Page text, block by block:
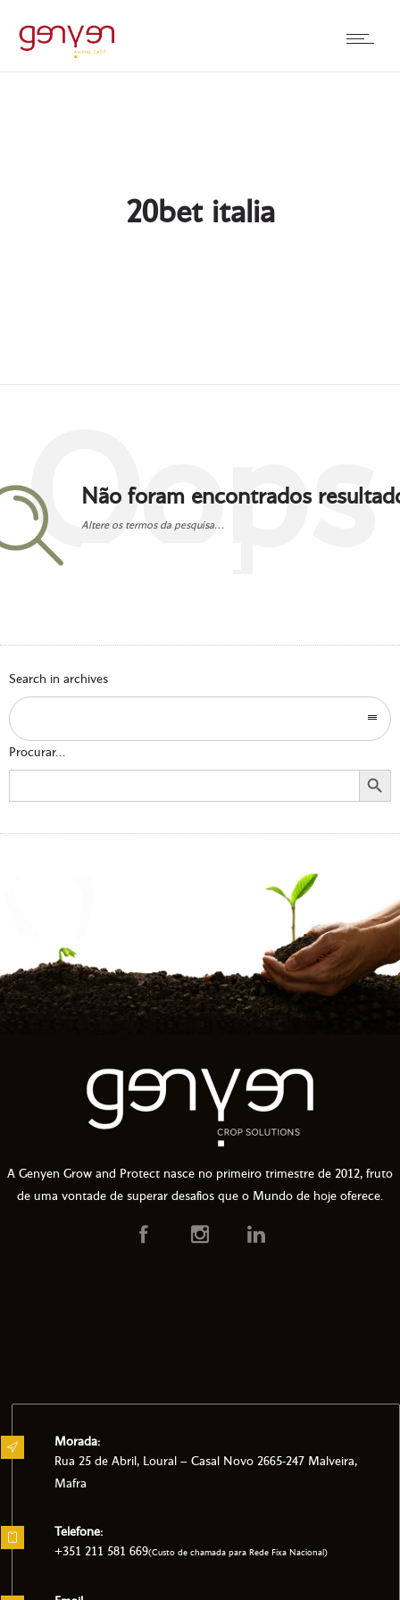
20bet italia
Oops
Não foram encontrados
Altere os termos da pesquisa...
Search in archives
Procurar...
Search
Search Button
A Genyen Grow and Protect nasce no primeiro trimestre de 2012, fruto
de uma vontade de superar desafios que o Mundo de hoje oferece.
Morada:
Rua 25 de Abril, Loural – Casal Novo 2665-247 Malveira,
Mafra
Telefone:
+351 211 581 669(Custo de chamada para Rede Fixa Nacional)